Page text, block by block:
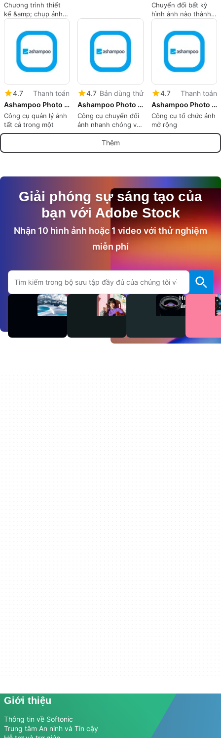
Chương trình thiết
kế &amp; chụp ảnh
miễn phí cho
Windows
Chuyển đổi bất kỳ
hình ảnh nào thành
tệp PDF.
4.7
Thanh toán
Ashampoo Photo Commander 19⁠
Công cụ quản lý ảnh
tất cả trong một
4.7 Bản dùng thử
Ashampoo Photo Converter 2
Công cụ chuyển đổi
ảnh nhanh chóng và
dễ dàng
4.7
Thanh toán
Ashampoo Photo Organizer Pro 26
Công cụ tổ chức ảnh
mở rộng
Thêm
Giải phóng sự sáng tạo của
bạn với Adobe Stock
Nhận 10 hình ảnh hoặc 1 video với thử nghiệm
miễn phí
Tìm kiếm trên trang Adobe.com
Video
Âm
thanh
Hình
ảnh
Giới thiệu
Thông tin về Softonic
Trung tâm An ninh và Tin cậy